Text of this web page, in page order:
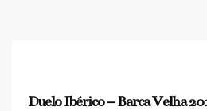
Duelo Ibérico – Barca Velha